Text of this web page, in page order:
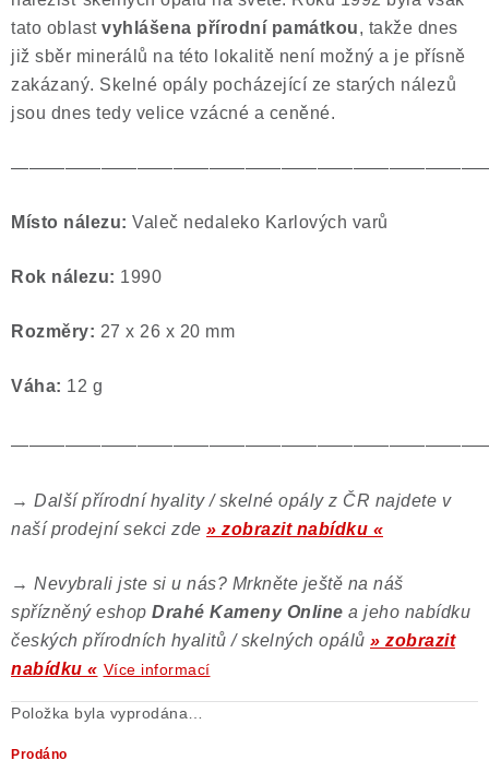
tato oblast vyhlášena přírodní památkou, takže dnes
již sběr minerálů na této lokalitě není možný a je přísně
zakázaný. Skelné opály pocházející ze starých nálezů
jsou dnes tedy velice vzácné a ceněné.
Místo nálezu: Valeč nedaleko Karlových varů
Rok nálezu: 1990
Rozměry: 27 x 26 x 20 mm
Váha: 12 g
→ Další přírodní hyality / skelné opály z ČR najdete v
naší prodejní sekci zde » zobrazit nabídku «
→ Nevybrali jste si u nás? Mrkněte ještě na náš
spřízněný eshop Drahé Kameny Online a jeho nabídku
českých přírodních hyalitů / skelných opálů » zobrazit
nabídku « Více informací
Položka byla vyprodána…
Prodáno